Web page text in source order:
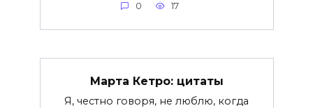
0 17
Марта Кетро: цитаты
Я, честно говоря, не люблю, когда